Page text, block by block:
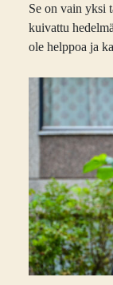
Se on vain yksi
kuivattu
ole helppoa ja